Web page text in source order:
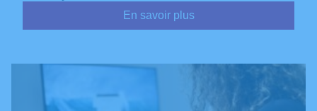
En savoir plus